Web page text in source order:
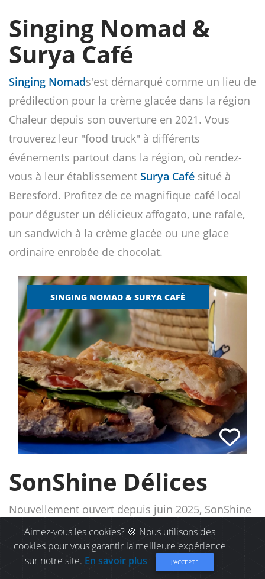
Singing Nomad &
Surya Café
Singing Nomads'est démarqué comme un lieu de
prédilection pour la crème glacée dans la région
Chaleur depuis son ouverture en 2021. Vous
trouverez leur "food truck" à différents
événements partout dans la région, où rendez-
vous à leur établissement Surya Café situé à
Beresford. Profitez de ce magnifique café local
pour déguster un délicieux affogato, une rafale,
un sandwich à la crème glacée ou une glace
ordinaire enrobée de chocolat.
SINGING NOMAD & SURYA CAFÉ
SonShine Délices
Nouvellement ouvert depuis juin 2025, SonShine
Délices est situé au 264 rue Principale à Nigadoo,
directement à côté duCamping Haché. Vous y
trouverez une belle variété d'options pour toute
Aimez-vous les cookies? 🍪 Nous utilisons des
cookies pour vous garantir la meilleure expérience
sur notre site. En savoir plus J'ACCEPTE